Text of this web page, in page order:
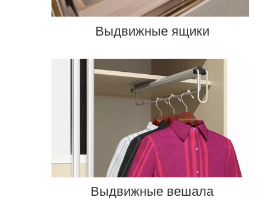
Выдвижные ящики
Выдвижные вешала